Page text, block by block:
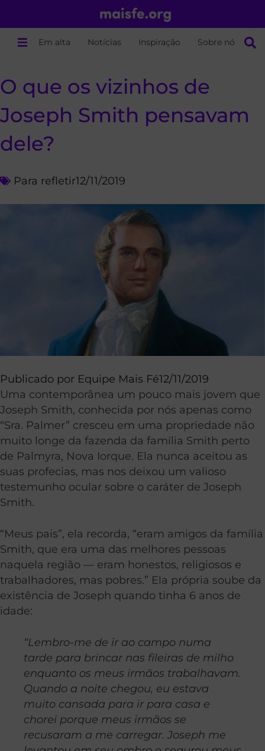
Em alta Notícias Inspiração Sobre nós
O que os vizinhos de
Joseph Smith pensavam
dele?
Para refletir12/11/2019
Publicado por Equipe Mais Fé12/11/2019
Uma contemporânea um pouco mais jovem que
Joseph Smith, conhecida por nós apenas como
“Sra. Palmer” cresceu em uma propriedade não
muito longe da fazenda da família Smith perto
de Palmyra, Nova Iorque. Ela nunca aceitou as
suas profecias, mas nos deixou um valioso
testemunho ocular sobre o caráter de Joseph
Smith.
“Meus pais”, ela recorda, “eram amigos da família
Smith, que era uma das melhores pessoas
naquela região — eram honestos, religiosos e
trabalhadores, mas pobres.” Ela própria soube da
existência de Joseph quando tinha 6 anos de
idade:
“Lembro-me de ir ao campo numa
tarde para brincar nas fileiras de milho
enquanto os meus irmãos trabalhavam.
Quando a noite chegou, eu estava
muito cansada para ir para casa e
chorei porque meus irmãos se
recusaram a me carregar. Joseph me